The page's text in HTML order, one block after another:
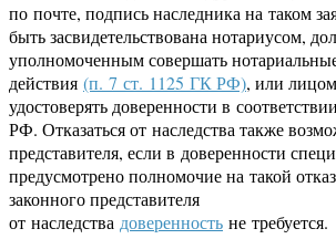
по почте, подпись наследника на таком
быть засвидетельствована нотариусом,
уполномоченным совершать
действия (п. 7 ст. 1125 ГК РФ), или
удостоверять доверенности в
РФ. Отказаться от наследства также
представителя, если в доверенности
предусмотрено полномочие на такой
законного представителя
от наследства доверенность не требуется.